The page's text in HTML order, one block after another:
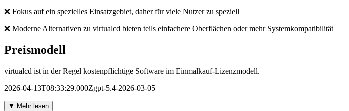
❌ Fokus auf ein spezielles Einsatzgebiet, daher für viele Nutzer zu speziell
❌ Moderne Alternativen zu virtualcd bieten teils einfachere Oberflächen oder mehr Systemkompatibilität
Preismodell
virtualcd ist in der Regel kostenpflichtige Software im Einmalkauf-Lizenzmodell.
2026-04-13T08:33:29.000Zgpt-5.4-2026-03-05
▼ Mehr lesen